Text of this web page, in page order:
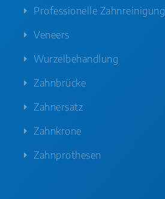
Professionelle Zahnreinigung
Veneers
Wurzelbehandlung
Zahnbrücke
Zahnersatz
Zahnkrone
Zahnprothesen